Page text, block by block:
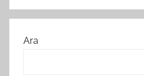
Ara